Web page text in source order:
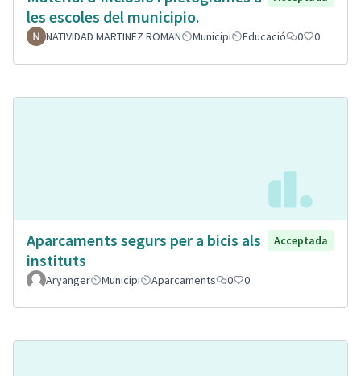
les escoles del municipio.
NATIVIDAD MARTINEZ ROMAN Municipi Educació 0 0
Aparcaments segurs per a bicis als
instituts
Acceptada
Aryanger Municipi Aparcaments 0 0